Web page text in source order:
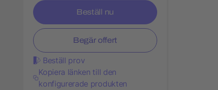
Beställ nu
Begär offert
Beställ prov
Kopiera länken till den
konfigurerade produkten